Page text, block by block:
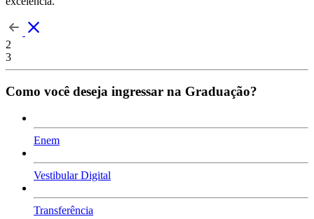
2
3
Como você deseja ingressar na Graduação?
Enem
Vestibular Digital
Transferência